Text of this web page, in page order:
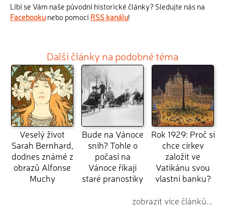
Líbí se Vám naše původní historické články? Sledujte nás na
Facebookunebo pomocí RSS kanálu!
Další články na podobné téma
Veselý život
Sarah Bernhard,
dodnes známé z
obrazů Alfonse
Muchy
Bude na Vánoce
sníh? Tohle o
počasí na
Vánoce říkají
staré pranostiky
Rok 1929: Proč si
chce církev
založit ve
Vatikánu svou
vlastní banku?
zobrazit více článků...